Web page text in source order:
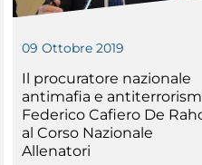
09 Ottobre 2019
Il procuratore nazionale
antimafia e
Federico Cafiero De
al Corso Nazionale
Allenatori